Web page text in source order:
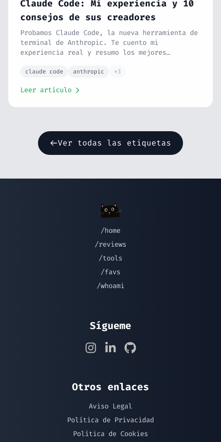
Claude Code: Mi experiencia y 10
consejos de sus creadores
Probamos Claude Code, la nueva herramienta de
terminal de Anthropic. Te cuento mi
experiencia real y resumo los mejores
flujo de trabajo.
claude code anthropic +3
Leer artículo
Ver todas las etiquetas
/home
/reviews
/tools
/favs
/whoami
Sígueme
Otros enlaces
Aviso Legal
Política de Privacidad
Política de Cookies